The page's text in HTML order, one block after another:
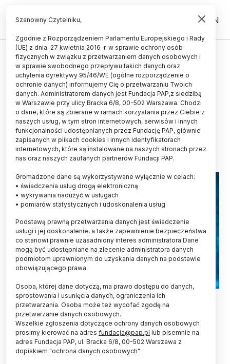
PL EN
ZDROWIE
Prof. Mitkowski: jedynie 20 proc.
chorych po zawale serca osiąga
właściwy poziom złego
cholesterolu LDL
04.05.2023
aktualizacja: 04.05.2023
3 minuty czytania
Fot. Adobe Stock
Nawet osoby po zawale serca nie przestrzegają
zaleceń lekarzy. Jedynie 20 proc. z nich osiąga
właściwy poziom tzw. złego cholesterolu (LDL) -
alarmuje prezes Polskiego Towarzystwa
Kardiologicznego prof. Przemysław Mitkowski.
Szanowny Czytelniku,
Zgodnie z Rozporządzeniem Parlamentu Europejskiego i Rady
(UE) z dnia 27 kwietnia 2016 r. w sprawie ochrony osób
fizycznych w związku z przetwarzaniem danych osobowych i
w sprawie swobodnego przepływu takich danych oraz
uchylenia dyrektywy 95/46/WE (ogólne rozporządzenie o
ochronie danych) informujemy Cię o przetwarzaniu Twoich
danych. Administratorem danych jest Fundacja PAP,z siedzibą
w Warszawie przy ulicy Bracka 6/8, 00-502 Warszawa. Chodzi
o dane, które są zbierane w ramach korzystania przez Ciebie z
naszych usług, w tym stron internetowych, serwisów i innych
funkcjonalności udostępnianych przez Fundację PAP, głównie
zapisanych w plikach cookies i innych identyfikatorach
internetowych, które są instalowane na naszych stronach przez
nas oraz naszych zaufanych partnerów Fundacji PAP.
Gromadzone dane są wykorzystywane wyłącznie w celach:
• świadczenia usług drogą elektroniczną
• wykrywania nadużyć w usługach
• pomiarów statystycznych i udoskonalenia usług
Podstawą prawną przetwarzania danych jest świadczenie
usługi i jej doskonalenie, a także zapewnienie bezpieczeństwa
co stanowi prawnie uzasadniony interes administratora Dane
mogą być udostępniane na zlecenie administratora danych
podmiotom uprawnionym do uzyskania danych na podstawie
obowiązującego prawa.
Osoba, której dane dotyczą, ma prawo dostępu do danych,
sprostowania i usunięcia danych, ograniczenia ich
przetwarzania. Osoba może też wycofać zgodę na
przetwarzanie danych osobowych.
Wszelkie zgłoszenia dotyczące ochrony danych osobowych
prosimy kierować na adres fundacja@pap.pl lub pisemnie na
adres Fundacja PAP, ul. Bracka 6/8, 00-502 Warszawa z
dopiskiem "ochrona danych osobowych"